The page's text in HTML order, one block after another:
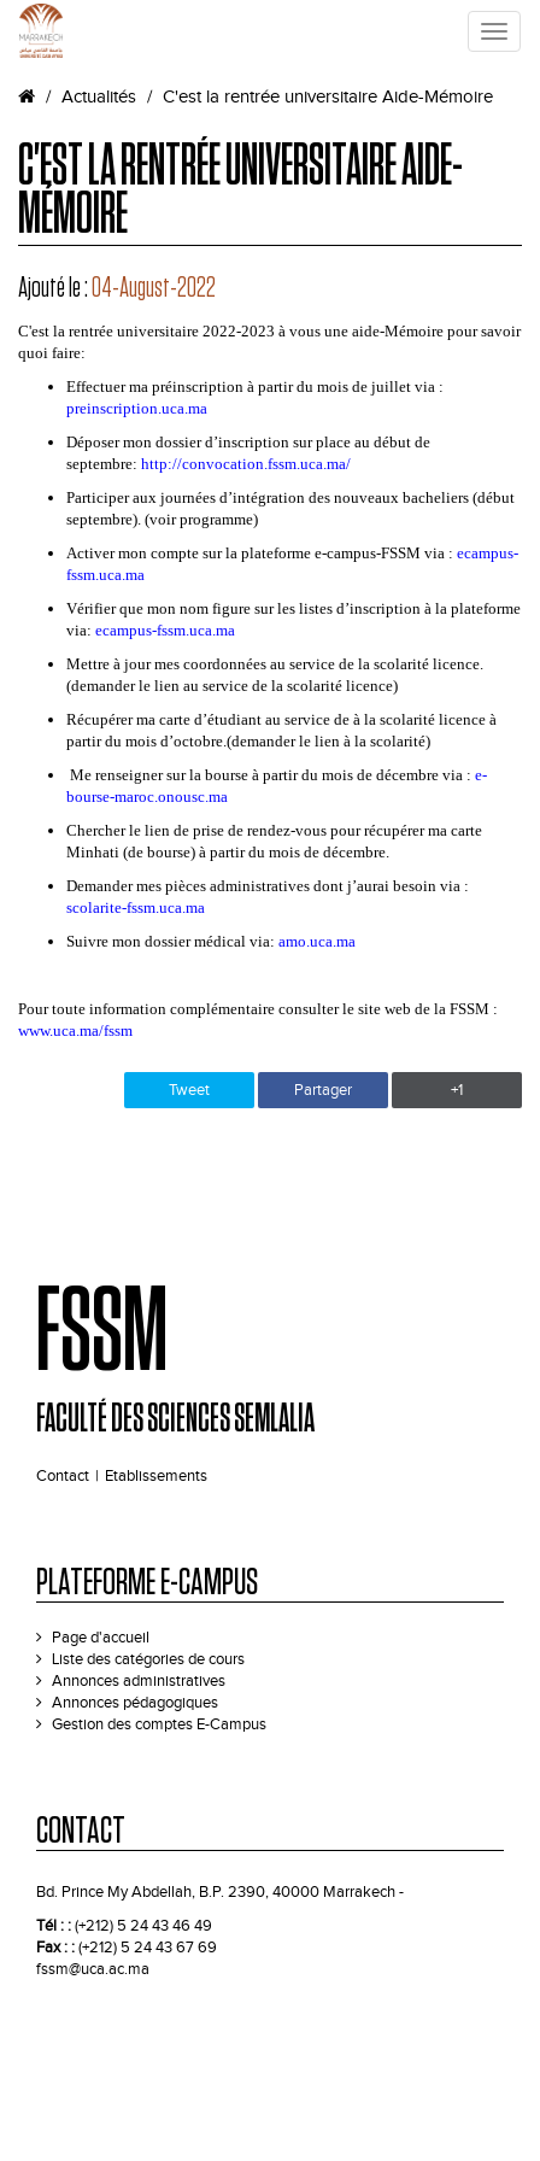
Toggle
Actualités C'est la rentrée universitaire Aide-Mémoire
C'EST LA RENTRÉE UNIVERSITAIRE AIDE-
MÉMOIRE
Ajouté le :04-August-2022
C'est la rentrée universitaire 2022-2023 à vous une aide-Mémoire pour savoir
quoi faire:
Effectuer ma préinscription à partir du mois de juillet via :
preinscription.uca.ma
Déposer mon dossier d’inscription sur place au début de
septembre: http://convocation.fssm.uca.ma/
Participer aux journées d’intégration des nouveaux bacheliers (début
septembre). (voir programme)
Activer mon compte sur la plateforme e-campus-FSSM via : ecampus-
fssm.uca.ma
Vérifier que mon nom figure sur les listes d’inscription à la plateforme
via: ecampus-fssm.uca.ma
Mettre à jour mes coordonnées au service de la scolarité licence.
(demander le lien au service de la scolarité licence)
Récupérer ma carte d’étudiant au service de à la scolarité licence à
partir du mois d’octobre.(demander le lien à la scolarité)
Me renseigner sur la bourse à partir du mois de décembre via : e-
bourse-maroc.onousc.ma​
Chercher le lien de prise de rendez-vous pour récupérer ma carte
Minhati (de bourse) à partir du mois de décembre.
Demander mes pièces administratives dont j’aurai besoin via :
scolarite-fssm.uca.ma
Suivre mon dossier médical via: amo.uca.ma
Pour toute information complémentaire consulter le site web de la FSSM :
www.uca.ma/fssm
Tweet Partager +1
FSSM
FACULTÉ DES SCIENCES SEMLALIA
Contact | Etablissements
PLATEFORME E-CAMPUS
Page d'accueil
Liste des catégories de cours
Annonces administratives
Annonces pédagogiques
Gestion des comptes E-Campus
CONTACT
Bd. Prince My Abdellah, B.P. 2390, 40000 Marrakech -
Tél : :(+212) 5 24 43 46 49
Fax : :(+212) 5 24 43 67 69
fssm@uca.ac.ma